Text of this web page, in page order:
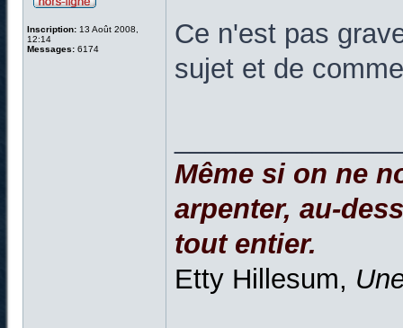
Inscription: 13 Août 2008,
12:14
Messages: 6174
Ce n'est pas
sujet et de
Même si on ne
arpenter, au-
tout entier.
Etty Hillesum,